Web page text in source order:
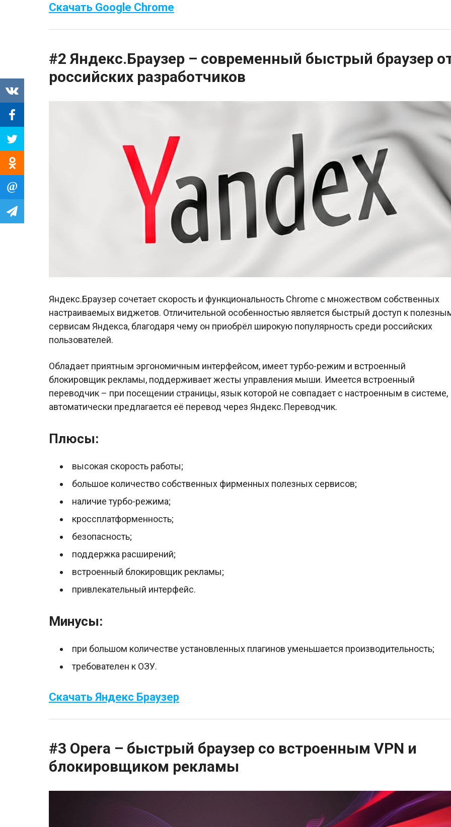
Скачать Google Chrome
#2 Яндекс.Браузер – современный быстрый браузер
российских разработчиков
Яндекс.Браузер сочетает скорость и функциональность Chrome с множеством собственных
настраиваемых виджетов. Отличительной особенностью является быстрый доступ к
сервисам Яндекса, благодаря чему он приобрёл широкую популярность среди российских
пользователей.
Обладает приятным эргономичным интерфейсом, имеет турбо-режим и встроенный
блокировщик рекламы, поддерживает жесты управления мыши. Имеется встроенный
переводчик – при посещении страницы, язык которой не совпадает с настроенным в системе,
автоматически предлагается её перевод через Яндекс.Переводчик.
Плюсы:
высокая скорость работы;
большое количество собственных фирменных полезных сервисов;
наличие турбо-режима;
кроссплатформенность;
безопасность;
поддержка расширений;
встроенный блокировщик рекламы;
привлекательный интерфейс.
Минусы:
при большом количестве установленных плагинов уменьшается производительность;
требователен к ОЗУ.
Скачать Яндекс Браузер
#3 Opera – быстрый браузер со встроенным VPN и
блокировщиком рекламы